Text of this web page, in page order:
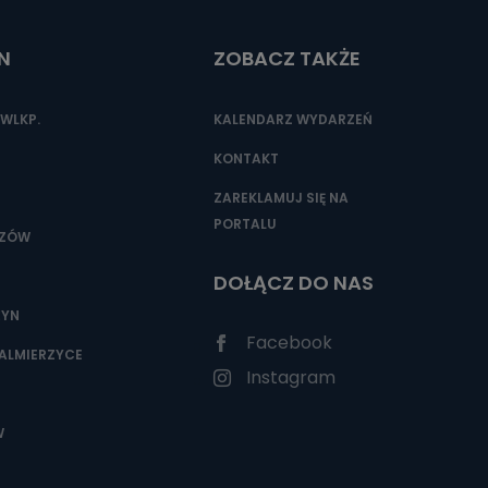
ze
ZOBACZ TAKŻE
KALENDARZ WYDARZEŃ
KONTAKT
ZAREKLAMUJ SIĘ NA
PORTALU
DOŁĄCZ DO NAS
Facebook
Instagram